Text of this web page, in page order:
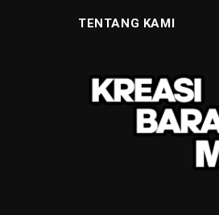
TENTANG KAMI